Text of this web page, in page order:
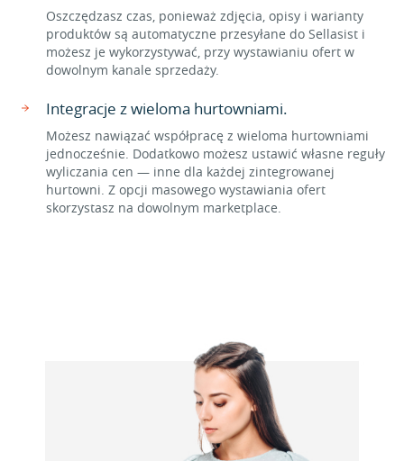
Oszczędzasz czas, ponieważ zdjęcia, opisy i warianty
produktów są automatyczne przesyłane do Sellasist i
możesz je wykorzystywać, przy wystawianiu ofert w
dowolnym kanale sprzedaży.
Integracje z wieloma hurtowniami.
Możesz nawiązać współpracę z wieloma hurtowniami
jednocześnie. Dodatkowo możesz ustawić własne reguły
wyliczania cen — inne dla każdej zintegrowanej
hurtowni. Z opcji masowego wystawiania ofert
skorzystasz na dowolnym marketplace.